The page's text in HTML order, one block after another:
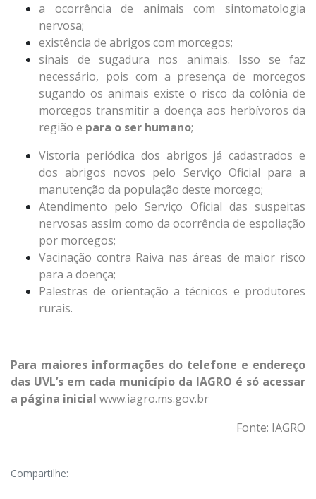
a ocorrência de animais com sintomatologia
nervosa;
existência de abrigos com morcegos;
sinais de sugadura nos animais. Isso se faz
necessário, pois com a presença de morcegos
sugando os animais existe o risco da colônia de
morcegos transmitir a doença aos herbívoros da
região e para o ser humano;
Vistoria periódica dos abrigos já cadastrados e
dos abrigos novos pelo Serviço Oficial para a
manutenção da população deste morcego;
Atendimento pelo Serviço Oficial das suspeitas
nervosas assim como da ocorrência de espoliação
por morcegos;
Vacinação contra Raiva nas áreas de maior risco
para a doença;
Palestras de orientação a técnicos e produtores
rurais.
Para maiores informações do telefone e endereço
das UVL’s em cada município da IAGRO é só acessar
a página inicial www.iagro.ms.gov.br
Fonte: IAGRO
Compartilhe: